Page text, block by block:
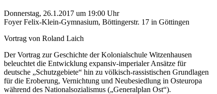
Donnerstag, 26.1.2017 um 19:00 Uhr
Foyer Felix-Klein-Gymnasium, Böttingerstr. 17 in Göttingen
Vortrag von Roland Laich
Der Vortrag zur Geschichte der Kolonial­schule Witzen­hausen
beleuchtet die Entwicklung expansiv-imperialer Ansätze für
deutsche „Schutz­gebiete“ hin zu völkisch-rassist­ischen Grundlagen
für die Eroberung, Vernichtung und Neu­besiedlung in Ost­europa
während des National­sozialismus („General­plan Ost“).